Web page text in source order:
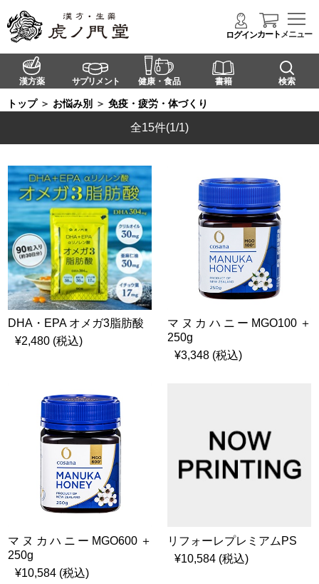
ログインカートメニュー
漢方薬 サプリメント 健康・食品 書籍 検索
トップ ＞ お悩み別 ＞ 免疫・疲労・体づくり
全15件(1/1)
DHA・EPA オメガ3脂肪酸
¥2,480 (税込)
マヌカハニーMGO100＋
250g
¥3,348 (税込)
マヌカハニーMGO600＋
250g
¥10,584 (税込)
リフォーレプレミアムPS
¥10,584 (税込)